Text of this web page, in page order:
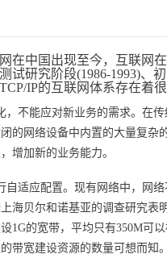
在中国出现至今，互联网
试研究阶段(1986-1993)、
IP的互联网体系存在着
，不能应对新业务的需求。在
的网络设备中内置的大量复杂
增加新的业务能力。
自适应配置。现有网络中，网
海贝尔和诺基亚的调查研究表
1G的宽带，平均只有350M可
带宽建设资源的数量可想而知。